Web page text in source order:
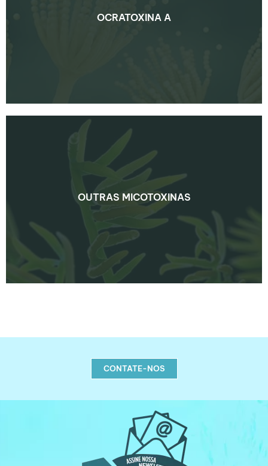
OCRATOXINA A
OUTRAS MICOTOXINAS
OUTRAS MICOTOXINAS
CONTATE-NOS